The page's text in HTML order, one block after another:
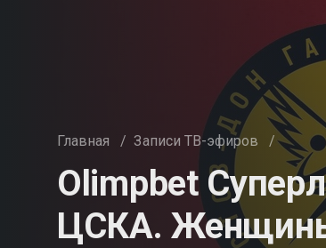
Главная / Записи ТВ-эфиров /
Olimpbet
ЦСКА.